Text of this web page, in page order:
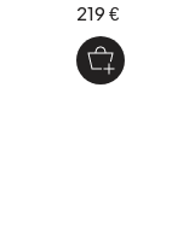
219 €